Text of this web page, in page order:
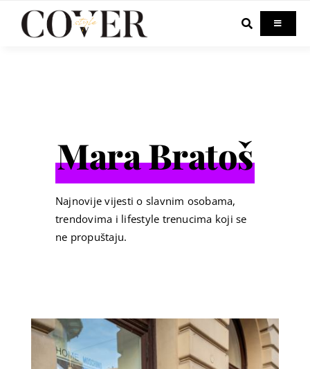
Toggle
Mara Bratoš
Najnovije vijesti o slavnim osobama,
trendovima i lifestyle trenucima koji se
ne propuštaju.